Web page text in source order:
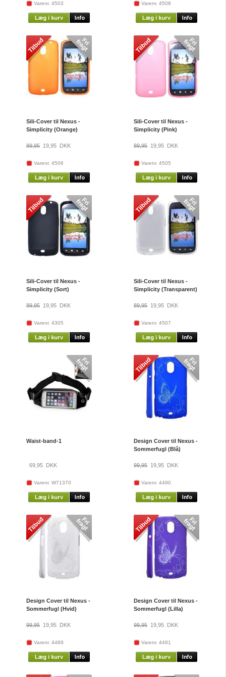
Varenr. 4503 Varenr. 4508
Sili-Cover til Nexus -
Simplicity (Orange)
89,95 19,95DKK
Varenr. 4506
Sili-Cover til Nexus -
Simplicity (Pink)
89,95 19,95 DKK
Varenr. 4505
Sili-Cover til Nexus -
Simplicity (Sort)
89,95 19,95DKK
Varenr. 4305
Sili-Cover til Nexus -
Simplicity (Transparent)
89,95 19,95 DKK
Varenr. 4507
Waist-band-1
69,95DKK
Varenr. W71370
Design Cover til Nexus -
Sommerfugl (Blå)
99,95 19,95 DKK
Varenr. 4490
Design Cover til Nexus -
Sommerfugl (Hvid)
99,95 19,95DKK
Varenr. 4489
Design Cover til Nexus -
Sommerfugl (Lilla)
99,95 19,95 DKK
Varenr. 4491